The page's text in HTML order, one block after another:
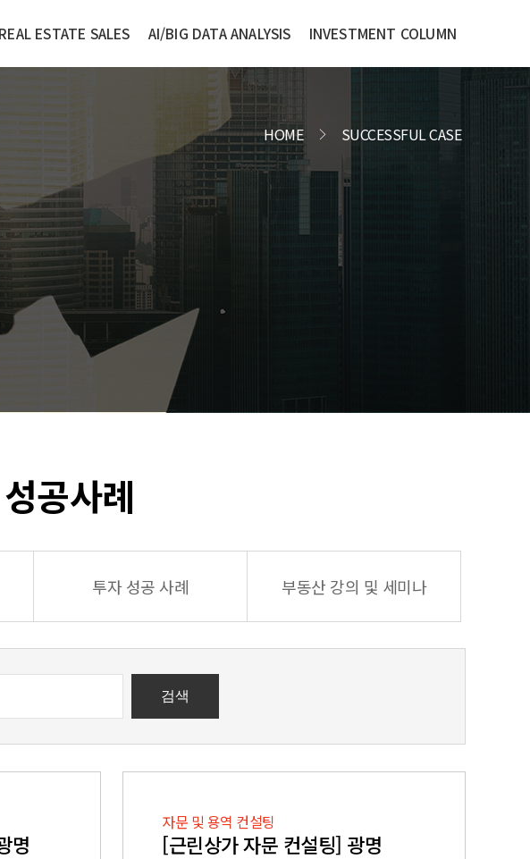
REAL ESTATE SALES AI/BIG DATA ANALYSIS INVESTMENT COLUMN
HOME SUCCESSFUL CASE
성공사례
투자 성공 사례 부동산 강의 및 세미나
검색
명
자문 및 용역 컨설팅
[근린상가 자문 컨설팅] 광명